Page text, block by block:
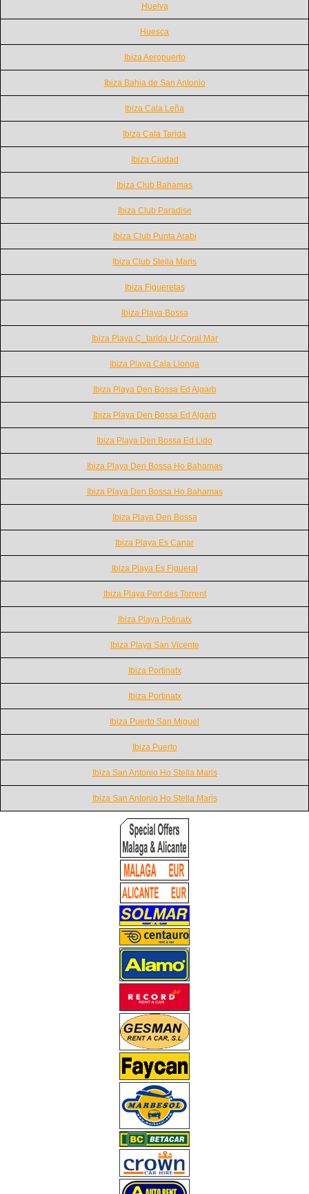
Huelva
Huesca
Ibiza Aeropuerto
Ibiza Bahia de San Antonio
Ibiza Cala Leña
Ibiza Cala Tarida
Ibiza Ciudad
Ibiza Club Bahamas
Ibiza Club Paradise
Ibiza Club Punta Arabi
Ibiza Club Stella Maris
Ibiza Figueretas
Ibiza Playa Bossa
Ibiza Playa C_tarida Ur Coral Mar
Ibiza Playa Cala Llonga
Ibiza Playa Den Bossa Ed Algarb
Ibiza Playa Den Bossa Ed Algarb
Ibiza Playa Den Bossa Ed Lido
Ibiza Playa Den Bossa Ho Bahamas
Ibiza Playa Den Bossa Ho Bahamas
Ibiza Playa Den Bossa
Ibiza Playa Es Canar
Ibiza Playa Es Figueral
Ibiza Playa Port des Torrent
Ibiza Playa Potinatx
Ibiza Playa San Vicente
Ibiza Portinatx
Ibiza Portinatx
Ibiza Puerto San Miguel
Ibiza Puerto
Ibiza San Antonio Ho Stella Maris
Ibiza San Antonio Ho Stella Maris